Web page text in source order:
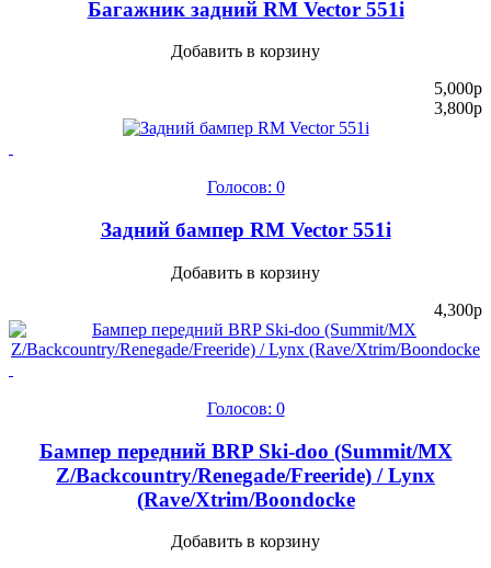
Багажник задний RM Vector 551i
Добавить в корзину
5,000p
3,800p
Голосов: 0
Задний бампер RM Vector 551i
Добавить в корзину
4,300p
Голосов: 0
Бампер передний BRP Ski-doo (Summit/MX
Z/Backcountry/Renegade/Freeride) / Lynx
(Rave/Xtrim/Boondocke
Добавить в корзину